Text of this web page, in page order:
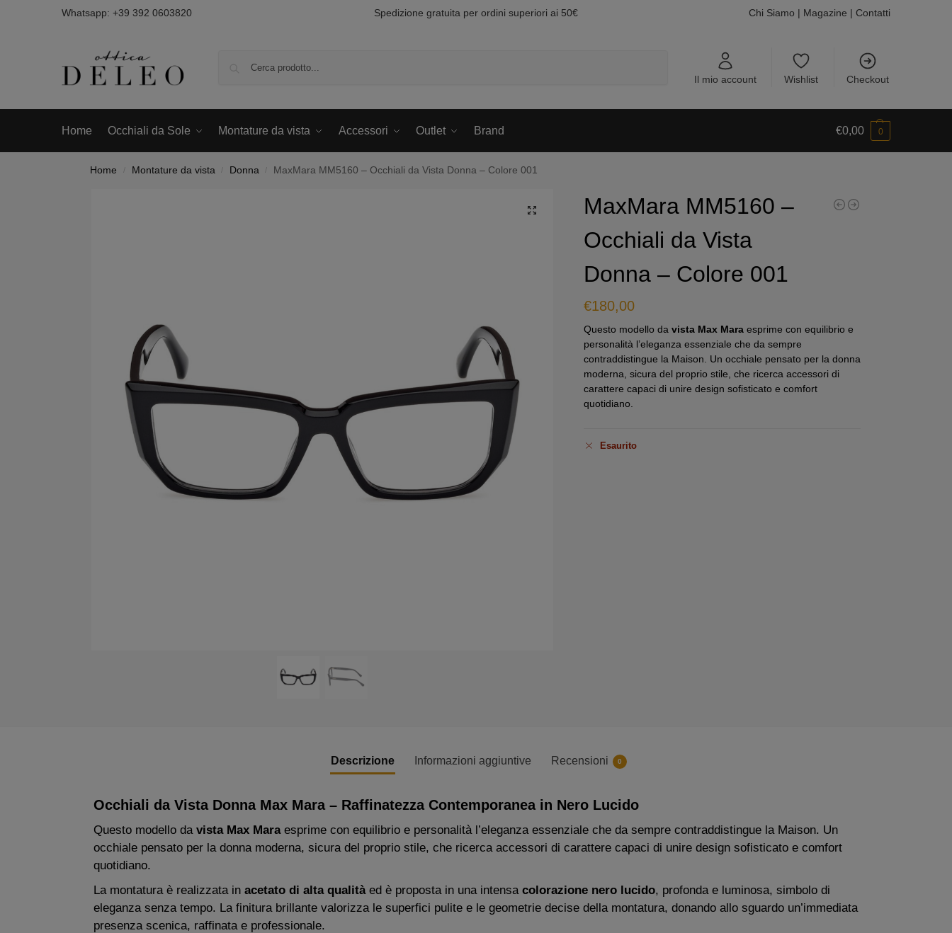
Whatsapp: +39 392 0603820 Spedizione gratuita per ordini superiori ai 50€ Chi Siamo | Magazine | Contatti
Il mio account Wishlist Checkout
Home Occhiali da Sole Montature da vista Accessori Outlet Brand €0,00 0
Home / Montature da vista / Donna / MaxMara MM5160 – Occhiali da Vista Donna – Colore 001
MaxMara MM5160 –
Occhiali da Vista
Donna – Colore 001
€180,00
Questo modello davista Max Mara esprime con equilibrio e
personalità l’eleganza essenziale che da sempre
contraddistingue la Maison. Un occhiale pensato per la donna
moderna, sicura del proprio stile, che ricerca accessori di
carattere capaci di unire design sofisticato e comfort
quotidiano.
Esaurito
Descrizione Informazioni aggiuntive Recensioni 0
Occhiali da Vista Donna Max Mara – Raffinatezza Contemporanea in Nero Lucido
Questo modello da vista Max Maraesprime con equilibrio e personalità l’eleganza essenziale che da sempre contraddistingue la Maison. Un
occhiale pensato per la donna moderna, sicura del proprio stile, che ricerca accessori di carattere capaci di unire design sofisticato e comfort
quotidiano.
La montatura è realizzata in acetato di alta qualitàed è proposta in una intensa colorazione nero lucido, profonda e luminosa, simbolo di
eleganza senza tempo. La finitura brillante valorizza le superfici pulite e le geometrie decise della montatura, donando allo sguardo un’immediata
presenza scenica, raffinata e professionale.